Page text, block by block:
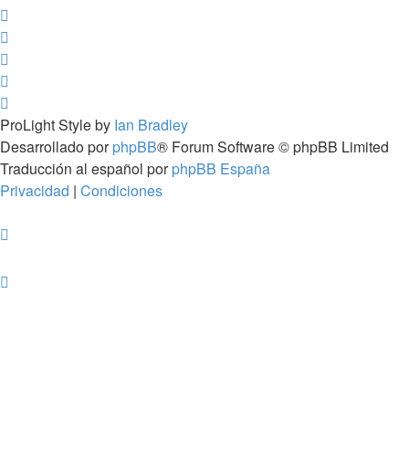
ProLight Style by Ian Bradley
Desarrollado porphpBB® Forum Software © phpBB Limited
Traducción al español porphpBB España
Privacidad | Condiciones